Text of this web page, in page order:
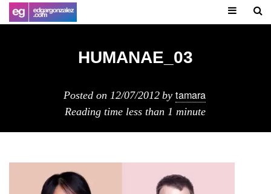
HUMANAE_03
Posted on 12/07/2012 by tamara
Reading time less than 1 minute